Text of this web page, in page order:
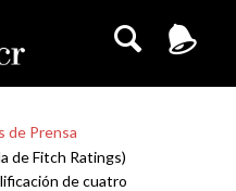
de Prensa
de Fitch Ratings)
de cuatro